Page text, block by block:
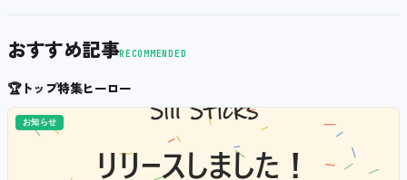
おすすめ記事RECOMMENDED
🏆トップ特集ヒーロー
お知らせ